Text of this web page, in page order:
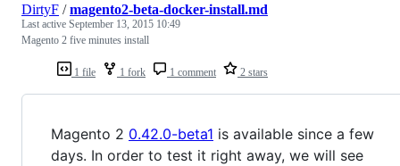
1 file 1 fork 1 comment 2 stars
DirtyF /magento2-beta-docker-install.md
Last active September 13, 2015 10:49
Magento 2 five minutes install
Magento 2 0.42.0-beta1 is available since a few
days. In order to test it right away, we will see